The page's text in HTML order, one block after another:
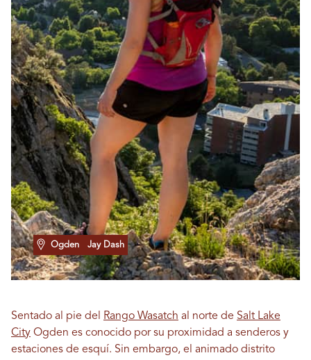
Ogden Jay Dash
Sentado al pie del Rango Wasatch al norte de Salt Lake
City Ogden es conocido por su proximidad a senderos y
estaciones de esquí. Sin embargo, el animado distrito